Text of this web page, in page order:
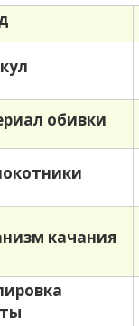
обивки
качания